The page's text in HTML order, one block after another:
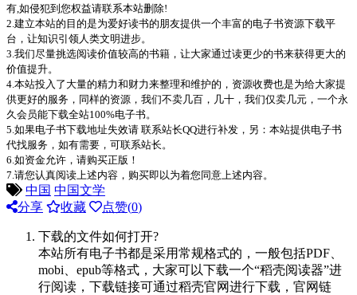
有,如侵犯到您权益请联系本站删除!
2.建立本站的目的是为爱好读书的朋友提供一个丰富的电子书资源下载平
台，让知识引领人类文明进步。
3.我们尽量挑选阅读价值较高的书籍，让大家通过读更少的书来获得更大的
价值提升。
4.本站投入了大量的精力和财力来整理和维护的，资源收费也是为给大家提
供更好的服务，同样的资源，我们不卖几百，几十，我们仅卖几元，一个永
久会员能下载全站100%电子书。
5.如果电子书下载地址失效请 联系站长QQ进行补发，另：本站提供电子书
代找服务，如有需要，可联系站长。
6.如资金允许，请购买正版！
7.请您认真阅读上述内容，购买即以为着您同意上述内容。
中国 中国文学
分享
收藏 点赞(0)
下载的文件如何打开?
本站所有电子书都是采用常规格式的，一般包括PDF、
mobi、epub等格式，大家可以下载一个“稻壳阅读器”进
行阅读，下载链接可通过稻壳官网进行下载，官网链